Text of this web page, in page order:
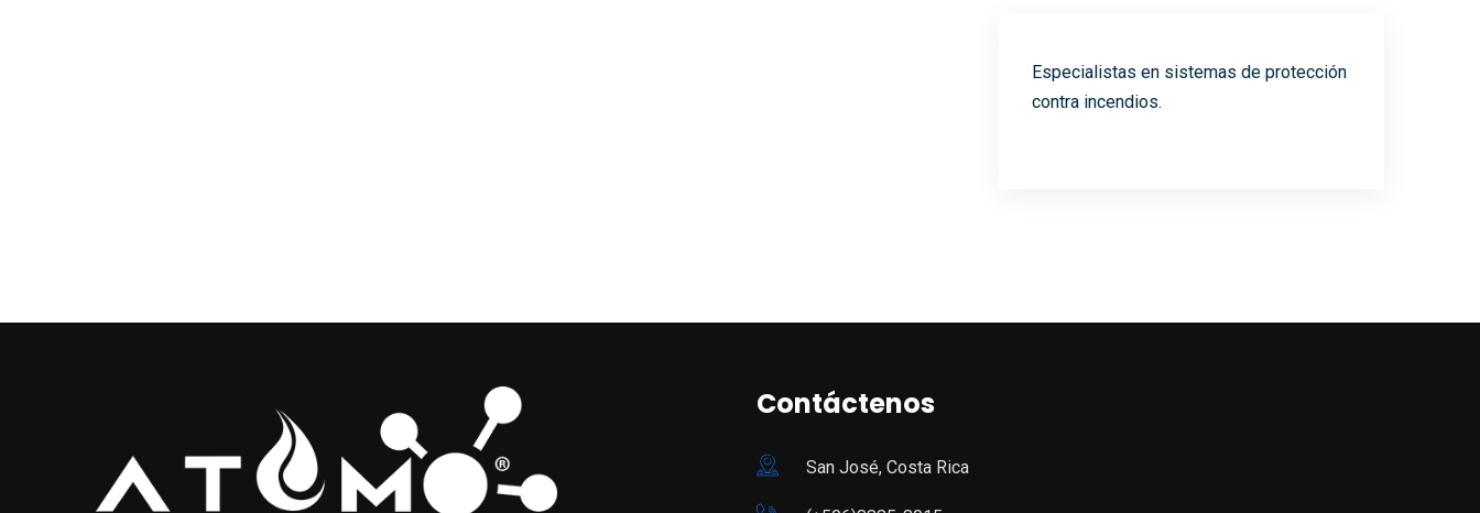
Especialistas en sistemas de protección
contra incendios.
Contáctenos
San José, Costa Rica